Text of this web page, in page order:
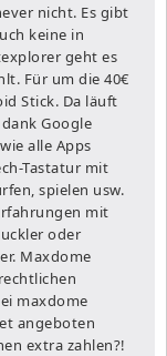
nicht. Es gibt
keine in
geht es
Für um die 40€
Stick. Da läuft
Google
alle Apps
Tastatur mit
spielen usw.
mit
oder
Maxdome
maxdome
angeboten
extra zahlen?!